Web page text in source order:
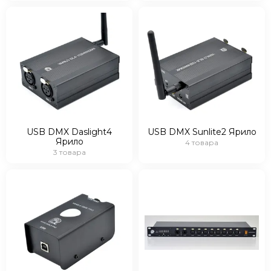
Ayrton
Behringer
Beyerdynamic
Bristage
CHAUVET
CRCBOX
Cree Led
Crown
CVGAUDIO
USB DMX Daslight4
Ярило
3 товара
USB DMX Sunlite2 Ярило
4 товара